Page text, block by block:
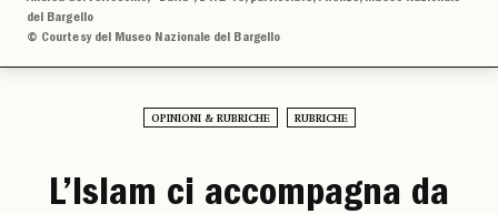
del Bargello
© Courtesy del Museo Nazionale del Bargello
OPINIONI & RUBRICHE RUBRICHE
L’Islam ci accompagna da